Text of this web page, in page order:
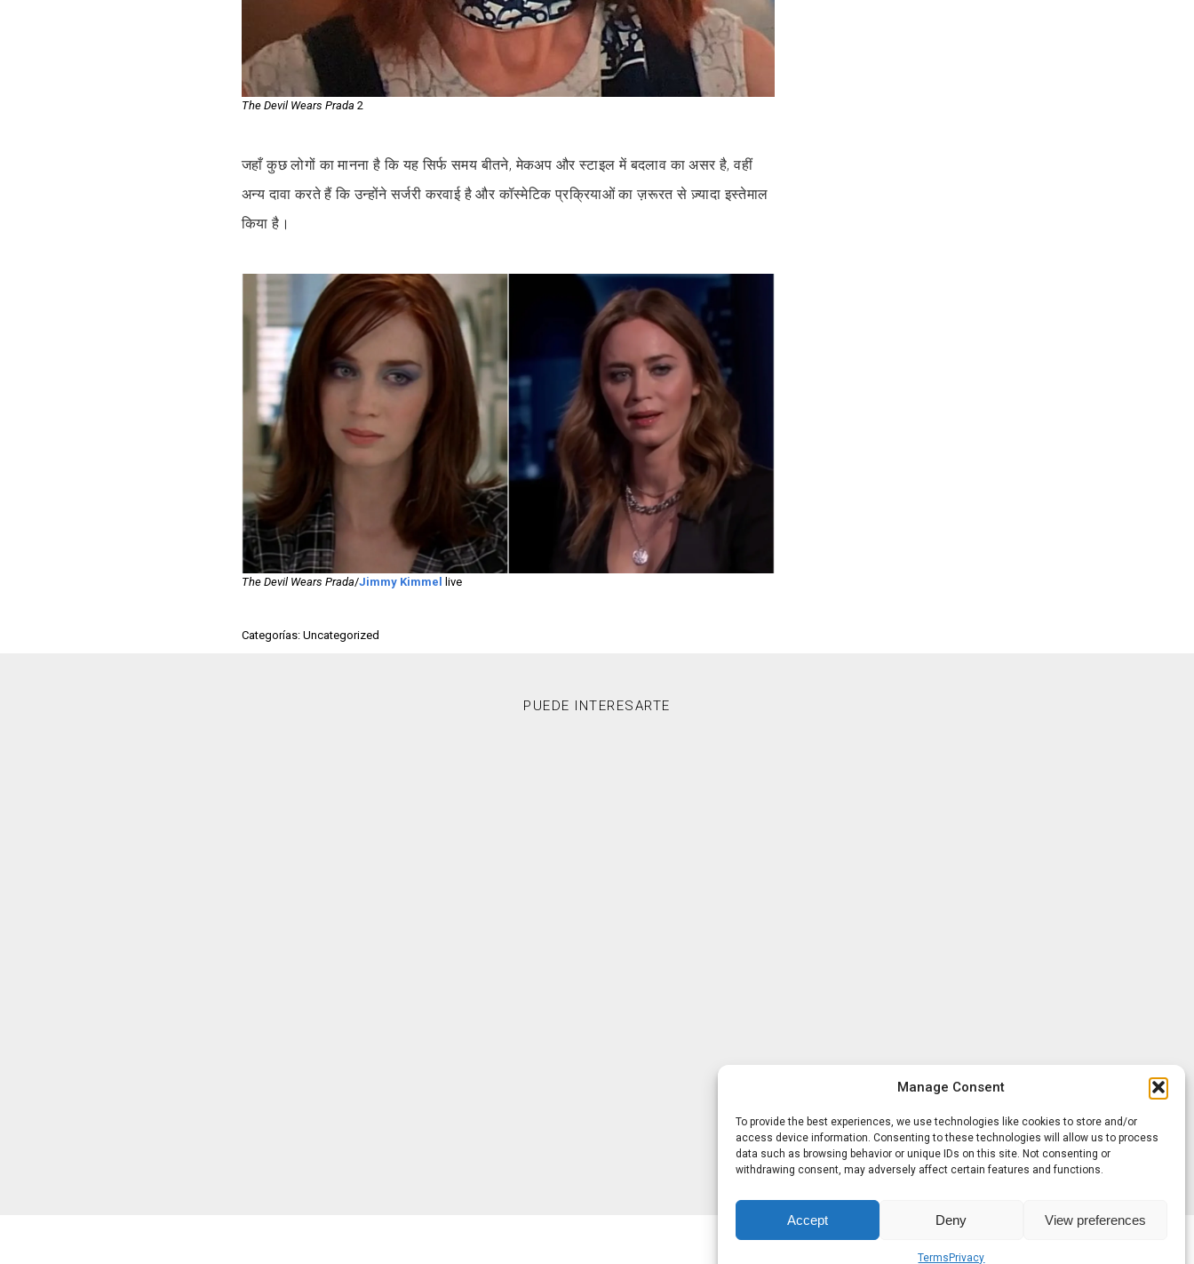
Manage Consent
To provide the best experiences, we use technologies like cookies to store and/or
access device information. Consenting to these technologies will allow us to process
data such as browsing behavior or unique IDs on this site. Not consenting or
withdrawing consent, may adversely affect certain features and functions.
Accept Deny View preferences
Terms Privacy
The Devil Wears Prada 2
जहाँ कुछ लोगों का मानना है कि यह सिर्फ समय बीतने, मेकअप और स्टाइल में बदलाव का असर है, वहीं
अन्य दावा करते हैं कि उन्होंने सर्जरी करवाई है और कॉस्मेटिक प्रक्रियाओं का ज़रूरत से ज़्यादा इस्तेमाल
किया है।
The Devil Wears Prada/Jimmy Kimmel live
Categorías: Uncategorized
PUEDE INTERESARTE